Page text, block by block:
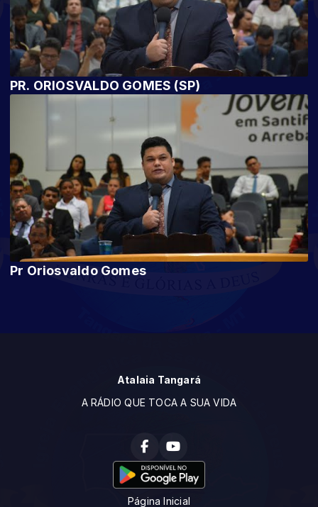
PR. ORIOSVALDO GOMES (SP)
Pr Oriosvaldo Gomes
Atalaia Tangará
A RÁDIO QUE TOCA A SUA VIDA
Página Inicial